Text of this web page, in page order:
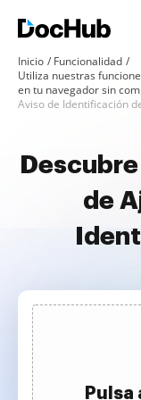
Inicio
Funcionalidad
Utiliza nuestras
en tu navegador sin
Aviso de Identificación
de